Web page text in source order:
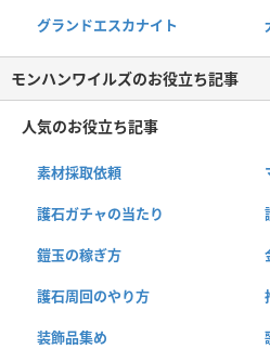
グランドエスカナイト
モンハンワイルズのお役立ち記事
人気のお役立ち記事
素材採取依頼
護石ガチャの当たり
鎧玉の稼ぎ方
護石周回のやり方
装飾品集め